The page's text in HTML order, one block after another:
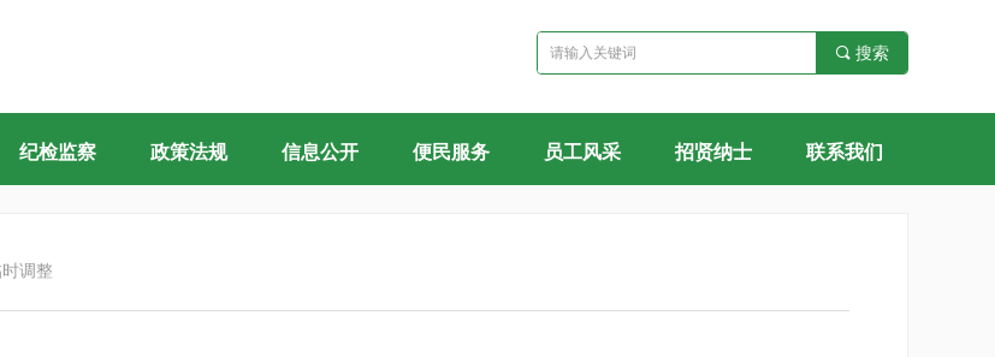
끠 搜索
纪检监察 政策法规 信息公开 便民服务 员工风采 招贤纳士 联系我们
调整